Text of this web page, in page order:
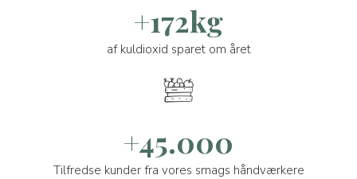
+172kg
af kuldioxid sparet om året
+45.000
Tilfredse kunder fra vores smags håndværkere